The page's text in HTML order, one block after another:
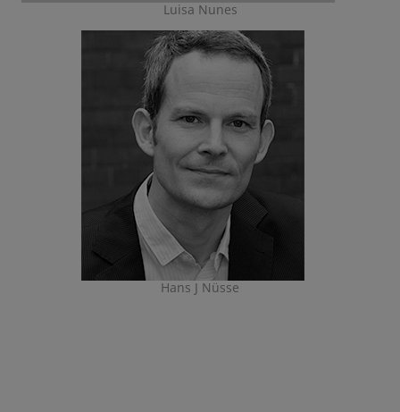
Luisa Nunes
Hans J Nüsse